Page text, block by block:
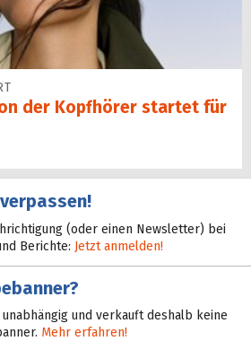
der Kopfhörer startet für
(oder einen Newsletter) bei
Berichte: Jetzt anmelden!
und verkauft deshalb keine
Mehr erfahren!